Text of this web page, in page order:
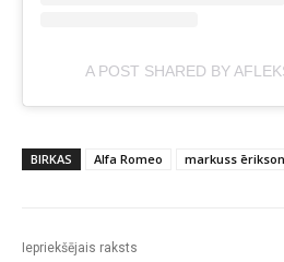
A POST SHARED BY
BIRKAS Alfa Romeo markuss
Iepriekšējais raksts